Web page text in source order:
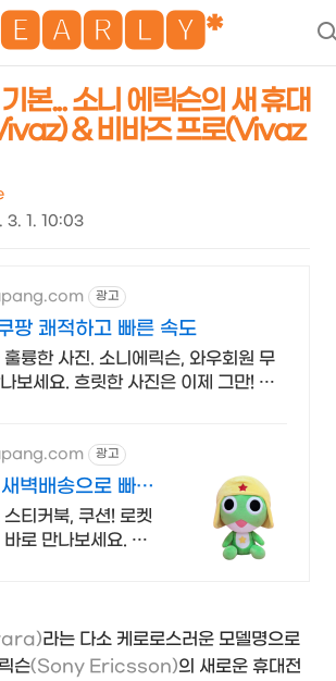
본... 소니 에릭슨의 새 휴대
& 비바즈 프로(Vivaz
3. 1. 10:03
광고
팡 쾌적하고 빠른 속도
륭한 사진. 소니에릭슨, 와우회원 무
보세요. 흐릿한 사진은 이제 그만! 놀
광고
벽배송으로 빠르
티커북, 쿠션! 로켓
로 만나보세요. 친
라는 다소 케로로스러운 모델명으로
슨(Sony Ericsson)의 새로운 휴대전